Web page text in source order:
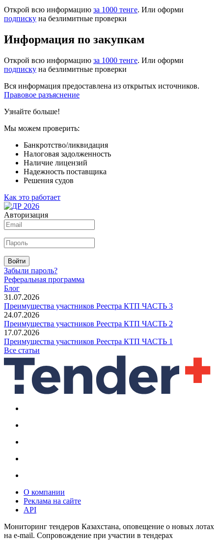
Открой всю информацию за 1000 тенге. Или оформи
подписку на безлимитные проверки
Информация по закупкам
Открой всю информацию за 1000 тенге. Или оформи
подписку на безлимитные проверки
Вся информация предоставлена из открытых источников.
Правовое разъяснение
Узнайте больше!
Мы можем проверить:
Банкротство/ликвидация
Налоговая задолженность
Наличие лицензий
Надежность поставщика
Решения судов
Как это работает
Авторизация
Войти
Забыли пароль?
Реферальная программа
Блог
31.07.2026
Преимущества участников Реестра КТП ЧАСТЬ 3
24.07.2026
Преимущества участников Реестра КТП ЧАСТЬ 2
17.07.2026
Преимущества участников Реестра КТП ЧАСТЬ 1
Все статьи
О компании
Реклама на сайте
API
Мониторинг тендеров Казахстана, оповещение о новых лотах
на e-mail. Сопровождение при участии в тендерах